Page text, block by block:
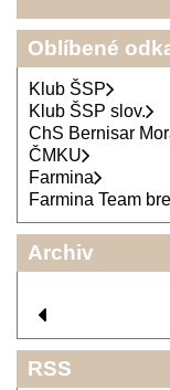
Oblíbené
Klub ŠSP
Klub ŠSP slov.
ChS Bernisar
ČMKU
Farmina
Farmina Team
Archiv
RSS